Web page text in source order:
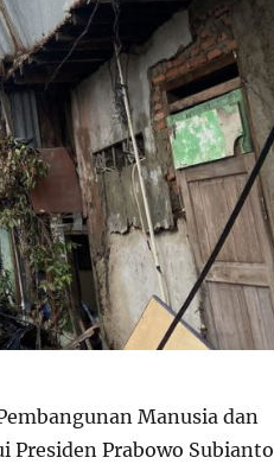
Manusia dan
Presiden Prabowo Subianto